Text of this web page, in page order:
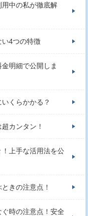
中の私が徹底解
い4つの特徴
明細で公開しま
くらかかる？
カンタン！
上手な活用法を公
きの注意点！
時の注意点！安全